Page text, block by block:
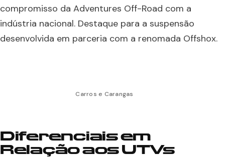
compromisso da Adventures Off-Road com a
indústria nacional. Destaque para a suspensão
desenvolvida em parceria com a renomada Offshox.
Carros e Carangas
Diferenciais em
Relação aos UTVs